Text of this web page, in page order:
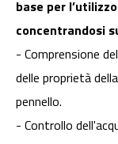
base per
concentrandosi
- Comprensione
delle proprietà
pennello.
- Controllo